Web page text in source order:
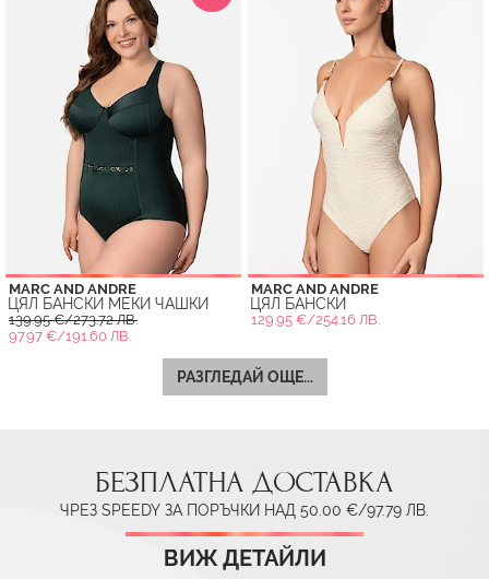
MARC AND ANDRE
ЦЯЛ БАНСКИ МЕКИ ЧАШКИ
139.95 €/273.72 ЛВ.
97.97 €/191.60 ЛВ.
MARC AND ANDRE
ЦЯЛ БАНСКИ
129.95 €/254.16 ЛВ.
РАЗГЛЕДАЙ ОЩЕ...
БЕЗПЛАТНА ДОСТАВКА
ЧРЕЗ SPEEDY ЗА ПОРЪЧКИ НАД 50.00 €/97.79 ЛВ.
ВИЖ ДЕТАЙЛИ